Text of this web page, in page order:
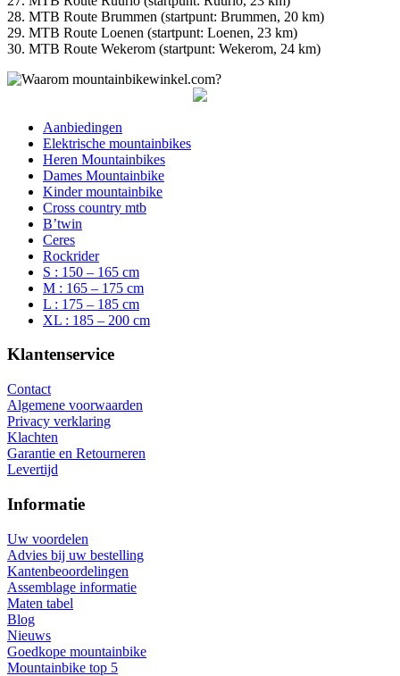
28. MTB Route Brummen (startpunt: Brummen, 20 km)
29. MTB Route Loenen (startpunt: Loenen, 23 km)
30. MTB Route Wekerom (startpunt: Wekerom, 24 km)
Aanbiedingen
Elektrische mountainbikes
Heren Mountainbikes
Dames Mountainbike
Kinder mountainbike
Cross country mtb
B’twin
Ceres
Rockrider
S : 150 – 165 cm
M : 165 – 175 cm
L : 175 – 185 cm
XL : 185 – 200 cm
Klantenservice
Contact
Algemene voorwaarden
Privacy verklaring
Klachten
Garantie en Retourneren
Levertijd
Informatie
Uw voordelen
Advies bij uw bestelling
Kantenbeoordelingen
Assemblage informatie
Maten tabel
Blog
Nieuws
Goedkope mountainbike
Mountainbike top 5